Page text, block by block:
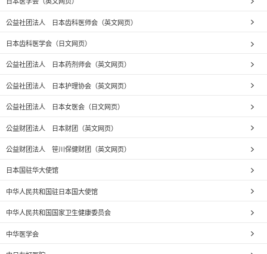
公益社团法人 日本齿科医师会（英文网页）
日本齿科医学会（日文网页）
公益社团法人 日本药剂师会（英文网页）
公益社团法人 日本护理协会（英文网页）
公益社团法人 日本女医会（日文网页）
公益财团法人 日本财团（英文网页）
公益财团法人 笹川保健财团（英文网页）
日本国驻华大使馆
中华人民共和国驻日本国大使馆
中华人民共和国国家卫生健康委员会
中华医学会